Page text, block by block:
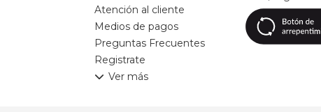
Atención al cliente
Medios de pagos
Preguntas Frecuentes
Registrate
Ver más